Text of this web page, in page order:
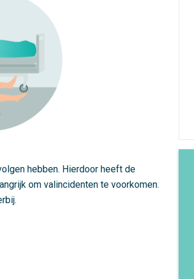
hebben. Hierdoor heeft de
om valincidenten te voorkomen.